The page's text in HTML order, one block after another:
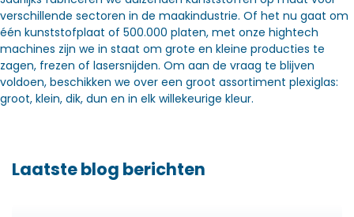
verschillende sectoren in de maakindustrie. Of het nu gaat om
één kunststofplaat of 500.000 platen, met onze hightech
machines zijn we in staat om grote en kleine producties te
zagen, frezen of lasersnijden. Om aan de vraag te blijven
voldoen, beschikken we over een groot assortiment plexiglas:
groot, klein, dik, dun en in elk willekeurige kleur.
Laatste blog berichten